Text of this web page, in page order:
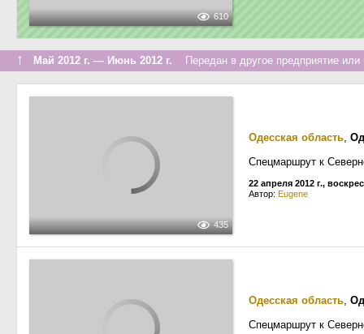
610
↑ Май 2012 г. — Июнь 2012 г. Передан в другое предприятие или
435
Одесская область,
Спецмаршрут к
22 апреля 2012 г.,
Автор: Eugene
Одесская область,
Спецмаршрут к